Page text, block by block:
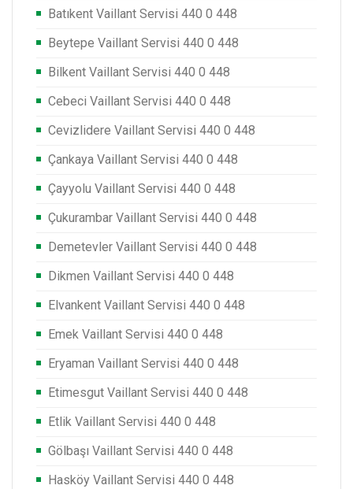
Batıkent Vaillant Servisi 440 0 448
Beytepe Vaillant Servisi 440 0 448
Bilkent Vaillant Servisi 440 0 448
Cebeci Vaillant Servisi 440 0 448
Cevizlidere Vaillant Servisi 440 0 448
Çankaya Vaillant Servisi 440 0 448
Çayyolu Vaillant Servisi 440 0 448
Çukurambar Vaillant Servisi 440 0 448
Demetevler Vaillant Servisi 440 0 448
Dikmen Vaillant Servisi 440 0 448
Elvankent Vaillant Servisi 440 0 448
Emek Vaillant Servisi 440 0 448
Eryaman Vaillant Servisi 440 0 448
Etimesgut Vaillant Servisi 440 0 448
Etlik Vaillant Servisi 440 0 448
Gölbaşı Vaillant Servisi 440 0 448
Hasköy Vaillant Servisi 440 0 448